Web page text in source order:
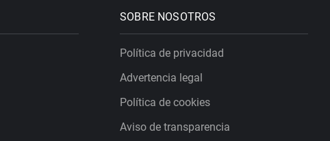
SOBRE NOSOTROS
Política de privacidad
Advertencia legal
Política de cookies
Aviso de transparencia